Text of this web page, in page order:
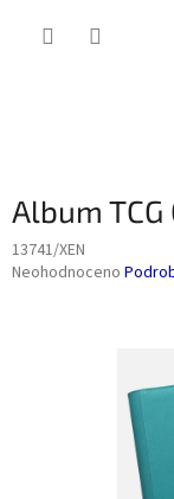
Album
13741/XEN
Průměrné
Neohodnoceno